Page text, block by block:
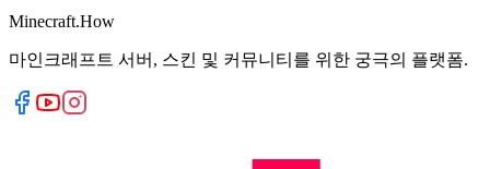
Minecraft.How
마인크래프트 서버, 스킨 및 커뮤니티를 위한 궁극의 플랫폼.